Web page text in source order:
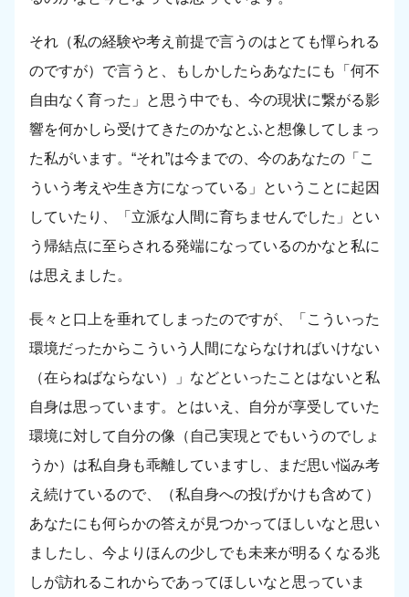
それ（私の経験や考え前提で言うのはとても憚られる
のですが）で言うと、もしかしたらあなたにも「何不
自由なく育った」と思う中でも、今の現状に繋がる影
響を何かしら受けてきたのかなとふと想像してしまっ
た私がいます。“それ”は今までの、今のあなたの「こ
ういう考えや生き方になっている」ということに起因
していたり、「立派な人間に育ちませんでした」とい
う帰結点に至らされる発端になっているのかなと私に
は思えました。
長々と口上を垂れてしまったのですが、「こういった
環境だったからこういう人間にならなければいけない
（在らねばならない）」などといったことはないと私
自身は思っています。とはいえ、自分が享受していた
環境に対して自分の像（自己実現とでもいうのでしょ
うか）は私自身も乖離していますし、まだ思い悩み考
え続けているので、（私自身への投げかけも含めて）
あなたにも何らかの答えが見つかってほしいなと思い
ましたし、今よりほんの少しでも未来が明るくなる兆
しが訪れるこれからであってほしいなと思っていま